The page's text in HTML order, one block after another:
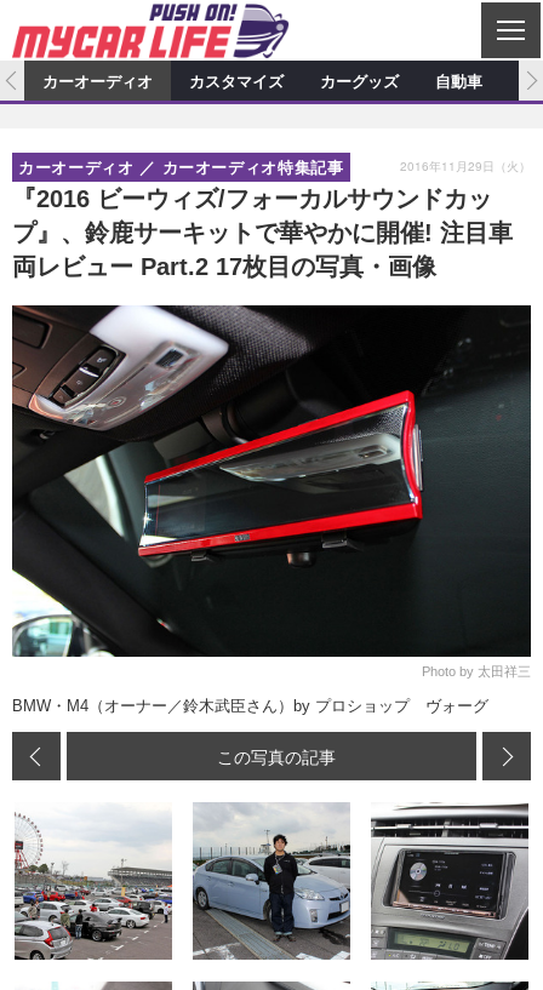
C
L
S
E
カーオーディオ
プロショップ検索 ショップ訪問記
カーオーディオニュース デモカー製作記
その他
カスタマイズ特集記事 カスタマイズ新製品情報
カスタマイズニュース
カーグッズ
カーグッズ特集記事 カーグッズ新製品情報
自動車
スクープ
カーオーディオ カスタマイズ カーグッズ 自動車
『2016 ビーウィズ/フォーカルサウンドカッ
プ』、鈴鹿サーキットで華やかに開催! 注目車
両レビュー Part.2 17枚目の写真・画像
カーオーディオ カーオーディオ特集記事 2016年11月29日（火）
Photo by 太田祥三
BMW・M4（オーナー／鈴木武臣さん）by プロショップ ヴォーグ
この写真の記事